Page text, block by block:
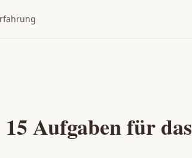
Aufgaben für das